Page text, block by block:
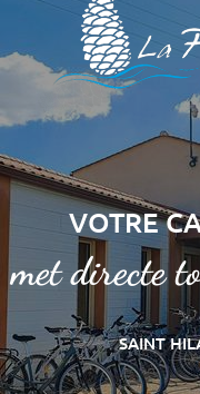
VOTRE
met directe
SAINT